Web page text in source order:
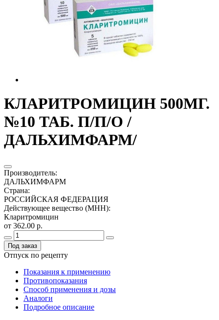
КЛАРИТРОМИЦИН 500МГ.
№10 ТАБ. П/П/О /
ДАЛЬХИМФАРМ/
Производитель:
ДАЛЬХИМФАРМ
Страна:
РОССИЙСКАЯ ФЕДЕРАЦИЯ
Действующее вещество (МНН):
Кларитромицин
от 362.00 р.
Под заказ
Отпуск по рецепту
Показания к применению
Противопоказания
Способ применения и дозы
Аналоги
Подробное описание